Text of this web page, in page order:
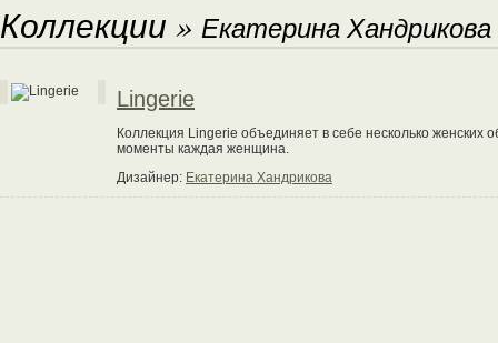
Коллекции » Екатерина Хандрикова
Lingerie
Коллекция Lingerie объединяет в себе несколько
моменты каждая женщина.
Дизайнер: Екатерина Хандрикова